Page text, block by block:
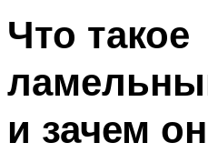
Что такое
и зачем